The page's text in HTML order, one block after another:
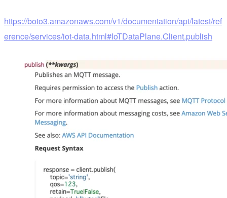
https://boto3.amazonaws.com/v1/documentation/api/latest/ref
erence/services/iot-data.html#IoTDataPlane.Client.publish